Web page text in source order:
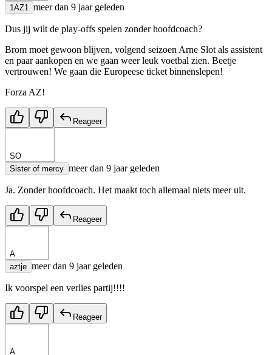
1AZ1
meer dan 9 jaar geleden
Dus jij wilt de play-offs spelen zonder hoofdcoach?
Brom moet gewoon blijven, volgend seizoen Arne Slot als assistent
en paar aankopen en we gaan weer leuk voetbal zien. Beetje
vertrouwen! We gaan die Europeese ticket binnenslepen!
Forza AZ!
Reageer
SO
Sister of mercy meer dan 9 jaar geleden
Ja. Zonder hoofdcoach. Het maakt toch allemaal niets meer uit.
Reageer
A
aztje meer dan 9 jaar geleden
Ik voorspel een verlies partij!!!!
Reageer
A